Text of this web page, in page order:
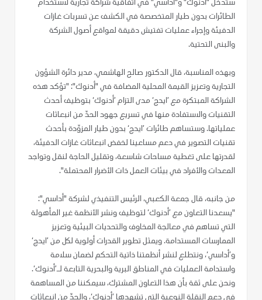
ستدخل "أدنوك" و"أداسي" في اتفاقية شراكة تجارية لاستخدام
الطائرات بدون طيار المتخصصة في الكشف عن تسربات غازات
الدفيئة وإجراء عمليات تفتيش دقيقة لمواقع أصول الشركة
والبنى التحتية.
وبهذه المناسبة، قال الدكتور صالح الهاشمي، مدير دائرة الشؤون
التجارية وتعزيز القيمة المحلية المضافة في "أدنوك": "تؤكد هذه
الشراكة المبتكرة مع ’ايدج‘ مدى التزام ’أدنوك‘ بتوظيف أحدث
التقنيات والاستفادة منها في تسريع جهود الحدّ من انبعاثات
عملياتها. وستساهم طائرات ’ايدج‘ بدون طيار المزوّدة بأحدث
تقنيات التصوير في دعم مساعينا لخفض انبعاثات غازات الدفيئة،
لقدرتها على تغطية مساحات شاسعة، وتقليل الحاجة لنقل وتواجد
المعدات والأفراد في بيئات العمل ذات الأضرار المحتملة".
من جانبه، قال جمعة الكعبي، الرئيس التنفيذي لشركة "أداسي":
"يسعدنا التعاون مع ’أدنوك‘ لتوظيف ونشر الأنظمة غير المأهولة
التي تساهم في معالجة المخاوف والتحديات البيئية وتعزيز
الممارسات المستدامة. ويمثل تطوير القدرات أولوية لكل من ’ايدج‘
و’أداسي‘، ونتطلع لنشر أنظمتنا ذاتية التحكم لضمان سلامة
واستدامة العمليات في المناطق البرية والبحرية التابعة لـ’أدنوك‘.
ونحن على ثقة بأن هذا التعاون المشترك، سيمكننا من المساهمة
في دعم النقلة النوعية التي تشهدها ’أدنوك‘، والحدّ من انبعاثات